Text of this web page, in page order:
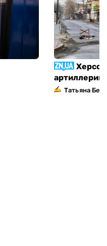
Татьяна